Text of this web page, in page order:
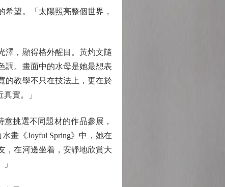
望。「太陽照亮整個世界，
，顯得格外醒目。黃灼文隨
調。畫面中的水母是她最想表
的教學不只在技法上，更在於
實。」
挑選不同題材的作品參展，
畫《Joyful Spring》中，她在
，在河邊坐着，安靜地欣賞大